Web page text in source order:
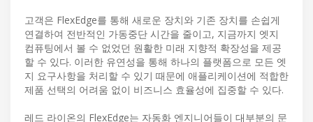
고객은 FlexEdge를 통해 새로운 장치와 기존 장치를 손쉽게
연결하여 전반적인 가동중단 시간을 줄이고, 지금까지 엣지
컴퓨팅에서 볼 수 없었던 원활한 미래 지향적 확장성을 제공
할 수 있다. 이러한 유연성을 통해 하나의 플랫폼으로 모든 엣
지 요구사항을 처리할 수 있기 때문에 애플리케이션에 적합한
제품 선택의 어려움 없이 비즈니스 효율성에 집중할 수 있다.
레드 라이온의 FlexEdge는 자동화 엔지니어들이 대부분의 문